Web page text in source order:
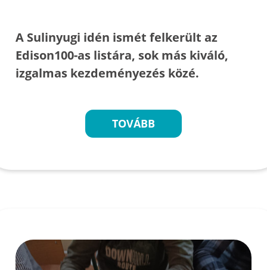
A Sulinyugi idén ismét felkerült az
Edison100-as listára, sok más kiváló,
izgalmas kezdeményezés közé.
TOVÁBB